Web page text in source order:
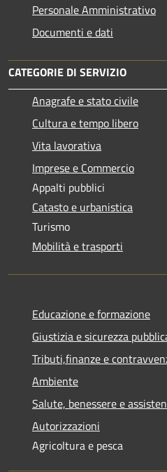
Personale Amministrativo
Documenti e dati
CATEGORIE DI SERVIZIO
Anagrafe e stato civile
Cultura e tempo libero
Vita lavorativa
Imprese e Commercio
Appalti pubblici
Catasto e urbanistica
Turismo
Mobilità e trasporti
Educazione e formazione
Giustizia e sicurezza
Tributi,finanze e
Ambiente
Salute, benessere e
Autorizzazioni
Agricoltura e pesca